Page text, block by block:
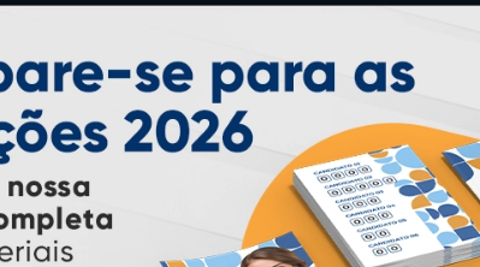
INSTRUÇÕES
Inicio
Como exportar em
PDF/X1-a
Garantia
Montagem e Fechamento
Arquivo
Perguntas Frequentes